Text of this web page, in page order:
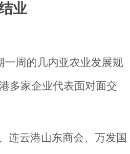
业
一周的几内亚农业发展规
多家企业代表面对面交
连云港山东商会、万发国